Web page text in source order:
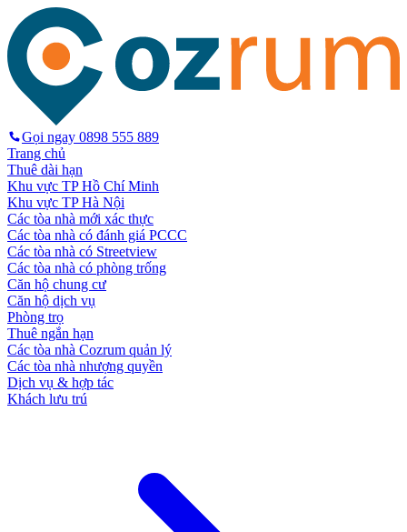
Gọi ngay 0898 555 889
Trang chủ
Thuê dài hạn
Khu vực TP Hồ Chí Minh
Khu vực TP Hà Nội
Các tòa nhà mới xác thực
Các tòa nhà có đánh giá PCCC
Các tòa nhà có Streetview
Các tòa nhà có phòng trống
Căn hộ chung cư
Căn hộ dịch vụ
Phòng trọ
Thuê ngắn hạn
Các tòa nhà Cozrum quản lý
Các tòa nhà nhượng quyền
Dịch vụ & hợp tác
Khách lưu trú